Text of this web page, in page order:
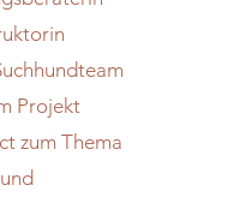
Projekt
zum Thema